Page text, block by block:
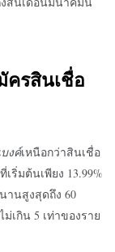
ครสินเชื่อ
งค์เหนือกว่าสินเชื่อ
เริ่มต้นเพียง 13.99%
านสูงสุดถึง 60
เกิน 5 เท่าของราย